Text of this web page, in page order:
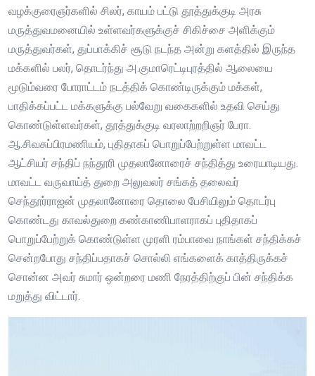
வழக்குரைஞர்களில் சிலர், காயம் பட்டு தூத்துக்குடி அரசு
மருத்துவமனையில் உள்ளவர்களுக்குச் சிகிச்சை அளிக்கும்
மருத்துவர்கள், துப்பாக்கிச் சூடு நடந்த அன்று களத்தில் இருந்த
மக்களில் பலர், தொடர்ந்து அ.குமாரெட்டிபுரத்தில் ஆலையை
மூடும்வரை போராட்டம் நடத்திக் கொண்டிருக்கும் மக்கள்,
பாதிக்கப்பட்ட மக்களுக்கு பல்வேறு வகைகளில் உதவி செய்து
கொண்டுள்ளவர்கள், தூத்துக்குடி வரலாற்றறிஞர் பேரா.
ஆ.சிவசுப்பிரமணியம், புதிதாகப் பொறுப்பேற்றுள்ள மாவட்ட
ஆட்சியர் சந்திப் நந்தூரி முதலானோரைச் சந்தித்து உரையாடியது.
மாவட்ட வருவாய்த் துறை அலுவலர் சங்கத் தலைவர்
செந்தூர்ராஜன் முதலானோரை தொலை பேசியிலும் தொடர்பு
கொண்டது காவல்துறை கண்காணிபாளராகப் புதிதாகப்
பொறுப்பேற்றுக் கொண்டுள்ள முரளி ரம்பாவை நாங்கள் சந்திக்கச்
சென்றபோது சந்திப்பதாகச் சொல்லி எங்களைக் காத்திருக்கச்
சொன்ன அவர் சுமார் ஒன்றரை மணி நேரத்திற்குப் பின் சந்திக்க
மறுத்து விட்டார்.